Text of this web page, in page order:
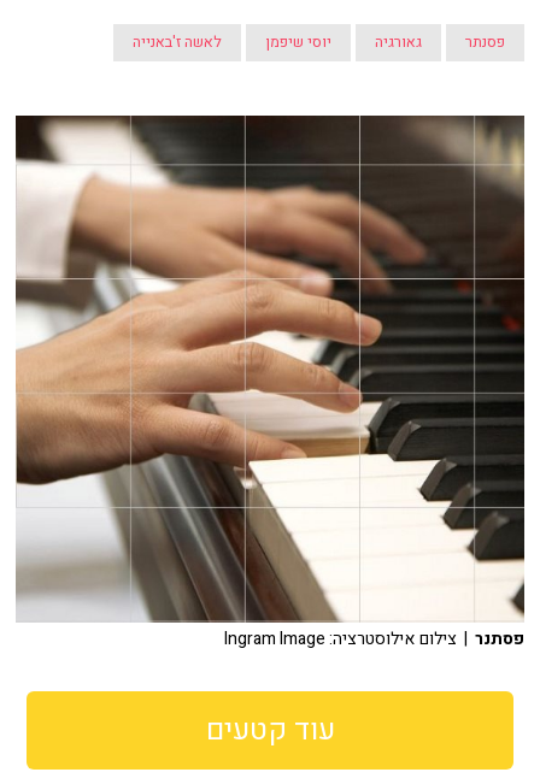
פסנתר גאורגיה יוסי שיפמן לאשה ז'באנייה
פסתנר | צילום אילוסטרציה: Ingram Image
עוד קטעים